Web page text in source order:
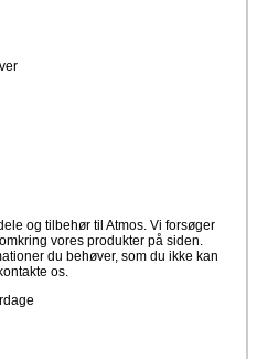
og tilbehør til Atmos. Vi forsøger
vores produkter på siden.
du behøver, som du ikke kan
os.